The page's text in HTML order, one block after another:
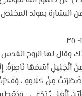
البشارة بمولد المخلص
( فأجاب الملاك وقال
ٱلْجَلِيلِ ٱسْمُهَا
مِنْ كَلَامِهِ ،